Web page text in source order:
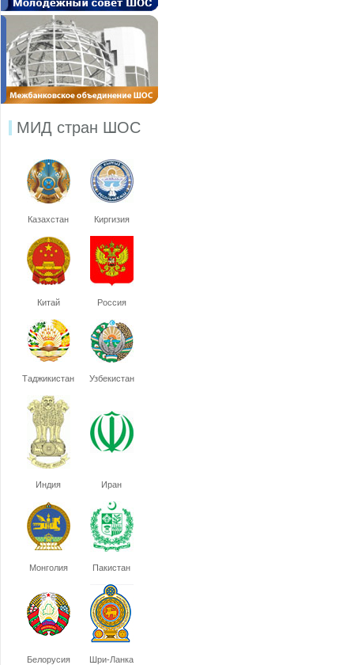
МИД стран ШОС
Казахстан Киргизия
Китай Россия
Таджикистан Узбекистан
Индия Иран
Монголия Пакистан
Белорусия Шри-Ланка